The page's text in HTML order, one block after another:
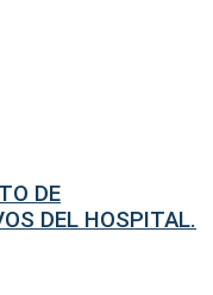
DE
DEL HOSPITAL.